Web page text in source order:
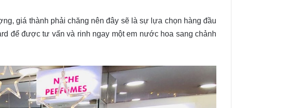
giá thành phải chăng nên đây sẽ là sự lựa chọn hàng đầu
để được tư vấn và rinh ngay một em nước hoa sang chảnh